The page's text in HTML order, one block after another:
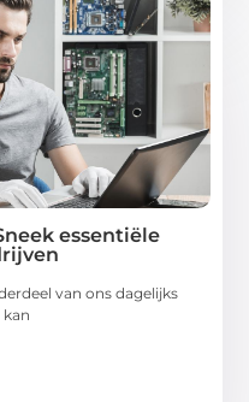
essentiële
van ons dagelijks
kan